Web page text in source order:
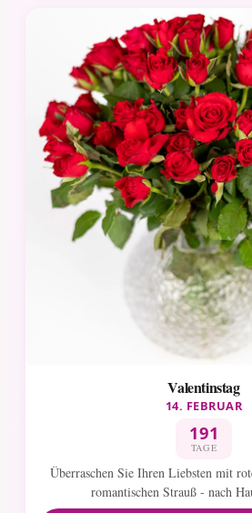
Valentinstag
14. FEBRUAR
191
TAGE
Überraschen Sie Ihren Liebsten mit
romantischen Strauß - nach